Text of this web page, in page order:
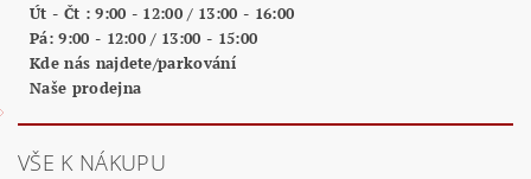
Út - Čt : 9:00 - 12:00 / 13:00 - 16:00
Pá: 9:00 - 12:00 / 13:00 - 15:00
Kde nás najdete/parkování
Naše prodejna
VŠE K NÁKUPU